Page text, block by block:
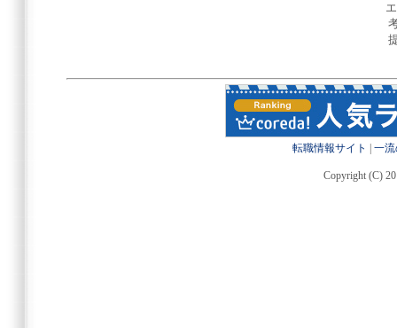
転職情報サイト 一
Copyright (C)